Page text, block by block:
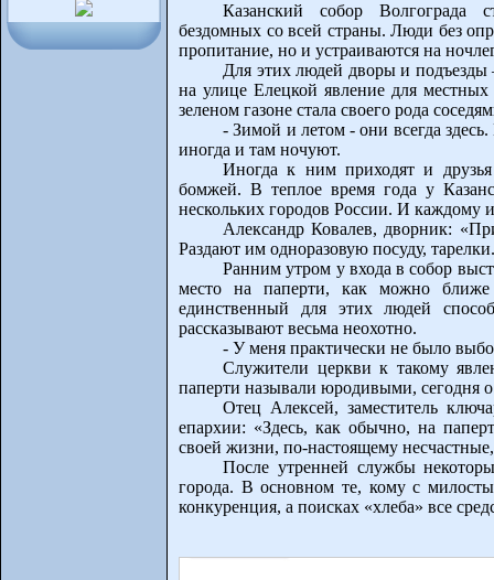
Казанский собор Волгограда
бездомных со всей страны. Люди без
пропитание, но и устраиваются на
Для этих людей дворы и подъезды
на улице Елецкой явление для
зеленом газоне стала своего рода
- Зимой и летом - они всегда
иногда и там ночуют.
Иногда к ним приходят и
бомжей. В теплое время года у
нескольких городов России. И каждому
Александр Ковалев, дворник:
Раздают им одноразовую посуду,
Ранним утром у входа в собор
место на паперти, как можно
единственный для этих людей
рассказывают весьма неохотно.
- У меня практически не было
Служители церкви к такому
паперти называли юродивыми, сегодня о
Отец Алексей, заместитель
епархии: «Здесь, как обычно, на
своей жизни, по-настоящему
После утренней службы
города. В основном те, кому с
конкуренция, а поисках «хлеба» все